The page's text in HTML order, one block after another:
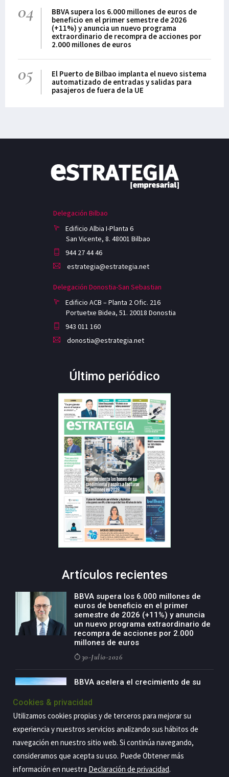
04
BBVA supera los 6.000 millones de euros de
beneficio en el primer semestre de 2026
(+11%) y anuncia un nuevo programa
extraordinario de recompra de acciones por
2.000 millones de euros
05
El Puerto de Bilbao implanta el nuevo sistema
automatizado de entradas y salidas para
pasajeros de fuera de la UE
Delegación Bilbao
Edificio Albia I-Planta 6
San Vicente, 8. 48001 Bilbao
944 27 44 46
estrategia@estrategia.net
Delegación Donostia-San Sebastian
Edificio ACB – Planta 2 Ofic. 216
Portuetxe Bidea, 51. 20018 Donostia
943 011 160
donostia@estrategia.net
Último periódico
Artículos recientes
BBVA supera los 6.000 millones de
euros de beneficio en el primer
semestre de 2026 (+11%) y anuncia
un nuevo programa extraordinario de
recompra de acciones por 2.000
millones de euros
30-Julio-2026
BBVA acelera el crecimiento de su
de especialización presente en siete
29-Julio-2026
Copyright@2026 Estrategia Empresarial
Cookies & privacidad
Utilizamos cookies propias y de terceros para mejorar su
experiencia y nuestros servicios analizando sus hábitos de
navegación en nuestro sitio web. Si continúa navegando,
consideramos que acepta su uso. Puede Obtener más
información en nuestra Declaración de privacidad.